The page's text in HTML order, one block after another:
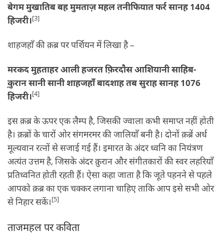
बेगम मुखातिब बह मुमताज़ महल तनीफियात फर्र सानह 1404
हिजरी।[3]
शाहजहाँ की क़ब्र पर पर्शियन में लिखा है –
मरकद मुहताहर आली हजरत फ़िरदौस आशियानी साहिब-
क़ुरान सानी सानी शाहजहाँ बादशाह तब सुराह सानह 1076
हिजरी।[4]
इस क़ब्र के ऊपर एक लैम्‍प है, जिसकी ज्‍वाला कभी समाप्‍त नहीं होती
है। क़ब्रों के चारों ओर संगमरमर की जालियाँ बनी है। दोनों क़ब्रें अर्ध
मूल्‍यवान रत्‍नों से सजाई गई हैं। इमारत के अंदर ध्‍वनि का नियंत्रण
अत्‍यंत उत्तम है, जिसके अंदर क़ुरान और संगीतकारों की स्‍वर लहरियाँ
प्रतिध्‍वनित होती रहती हैं। ऐसा कहा जाता है कि जूते पहनने से पहले
आपको क़ब्र का एक चक्‍कर लगाना चाहिए ताकि आप इसे सभी ओर
से निहार सकें।[5]
ताजमहल पर कविता